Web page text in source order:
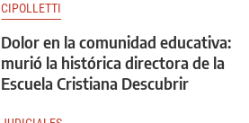
CIPOLLETTI
Dolor en la comunidad educativa:
murió la histórica directora de la
Escuela Cristiana Descubrir